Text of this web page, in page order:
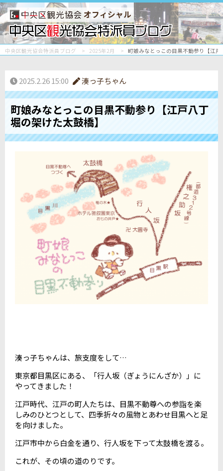
オフィシャル
中央区観光協会特派員ブログ 2025年2月 町娘みなとっこの目黒不動参り【江
2025.2.26 15:00 湊っ子ちゃん
町娘みなとっこの目黒不動参り【江戸八丁
堀の架けた太鼓橋】
湊っ子ちゃんは、旅支度をして…
東京都目黒区にある、「行人坂（ぎょうにんざか）」に
やってきました！
江戸時代、江戸の町人たちは、目黒不動尊への参詣を楽
しみのひとつとして、四季折々の風物とあわせ目黒へと足
を向けました。
江戸市中から白金を通り、行人坂を下って太鼓橋を渡る。
これが、その頃の道のりです。